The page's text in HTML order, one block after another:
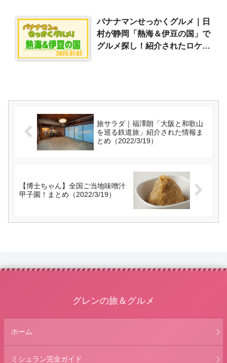
バナナマンせっかくグルメ｜日
村が静岡「熱海＆伊豆の国」で
グルメ探し！紹介されたロケ地
旅サラダ｜福澤朗「大阪と和歌山
を巡る鉄道旅」紹介された情報ま
とめ（2022/3/19）
【博士ちゃん】全国ご当地味噌汁
甲子園！まとめ（2022/3/19）
グレンの旅＆グルメ
ホーム
ミシュラン完全ガイド